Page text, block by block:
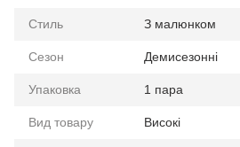
Стиль З малюнком
Сезон Демисезонні
Упаковка 1 пара
Вид товару Високі